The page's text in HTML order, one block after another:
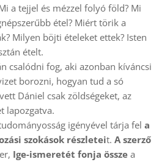
a tejjel és mézzel folyó föld? Mi
étel? Miért törik a
Milyen böjti ételeket ettek? Isten
ételt.
csalódni fog, aki azonban kíváncsi
borozni, hogyan tud a só
Dániel csak zöldségeket, az
lapozgatva.
igényével tárja fel a
szokások részleteit. A szerző
Ige-ismeretét fonja össze a